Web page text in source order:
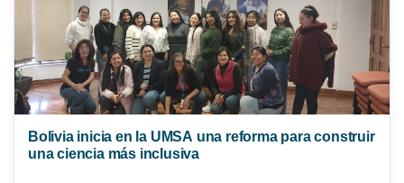
Bolivia inicia en la UMSA una reforma para construir
una ciencia más inclusiva